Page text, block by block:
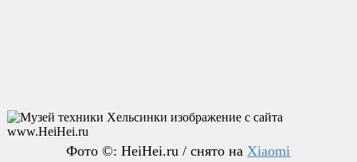
Фото ©: HeiHei.ru / снято наXiaomi